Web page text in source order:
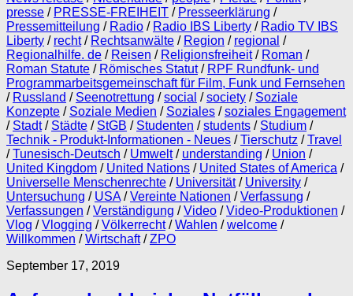
presse / PRESSE-FREIHEIT / Presseerklärung /
Pressemitteilung / Radio / Radio IBS Liberty / Radio TV IBS
Liberty / recht/ Rechtsanwälte / Region / regional /
Regionalhilfe. de / Reisen / Religionsfreiheit/ Roman /
Roman Statute / Römisches Statut/ RPF Rundfunk- und
Programmarbeitsgemeinschaft für Film, Funk und Fernsehen
/ Russland / Seenotrettung /social /society / Soziale
Konzepte / Soziale Medien / Soziales /soziales Engagement
/ Stadt/ Städte / StGB / Studenten /students / Studium /
Technik - Produkt-Informationen - Neues /Tierschutz /Travel
/Tunesisch-Deutsch / Umwelt/ understanding / Union /
United Kingdom / United Nations / United States of America /
Universelle Menschenrechte / Universität/ University /
Untersuchung / USA /Vereinte Nationen /Verfassung /
Verfassungen /Verständigung /Video /Video-Produktionen /
Vlog /Vlogging /Völkerrecht/Wahlen /welcome /
Willkommen /Wirtschaft/ZPO
September 17, 2019